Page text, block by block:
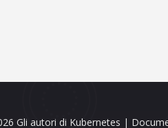
Gli autori di Kubernetes |